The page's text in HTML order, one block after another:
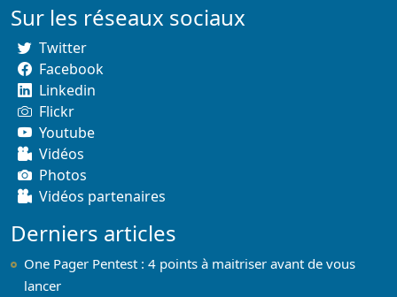
Sur les réseaux sociaux
Twitter
Facebook
Linkedin
Flickr
Youtube
Vidéos
Photos
Vidéos partenaires
Derniers articles
One Pager Pentest : 4 points à maitriser avant de vous
lancer